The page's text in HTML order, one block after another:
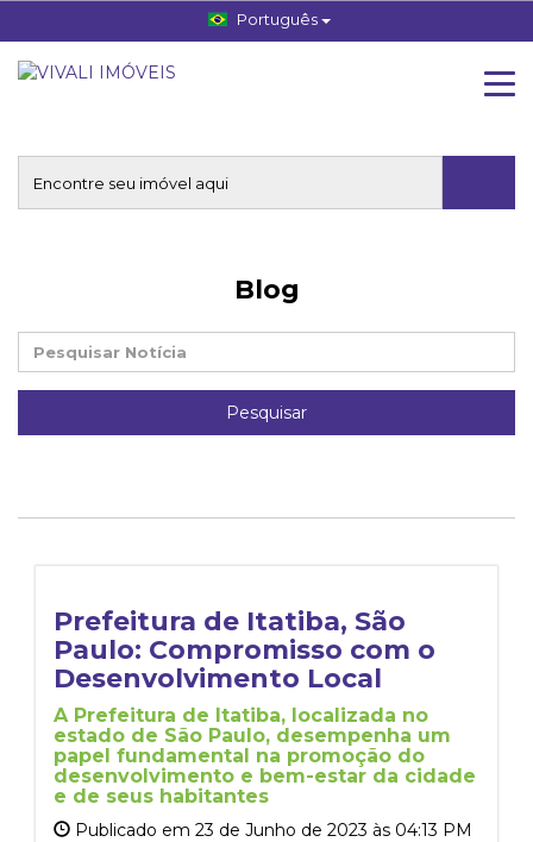
Português
Blog
Pesquisar
Prefeitura de Itatiba, São
Paulo: Compromisso com o
Desenvolvimento Local
A Prefeitura de Itatiba, localizada no
estado de São Paulo, desempenha um
papel fundamental na promoção do
desenvolvimento e bem-estar da cidade
e de seus habitantes
Publicado em 23 de Junho de 2023 às 04:13 PM